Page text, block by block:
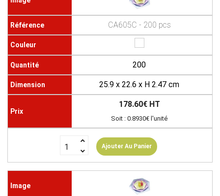
CA605C - 200 pcs
200
25.9 x 22.6 x H 2.47 cm
178.60€ HT
Soit : 0.8930€ l'unité
Ajouter Au Panier